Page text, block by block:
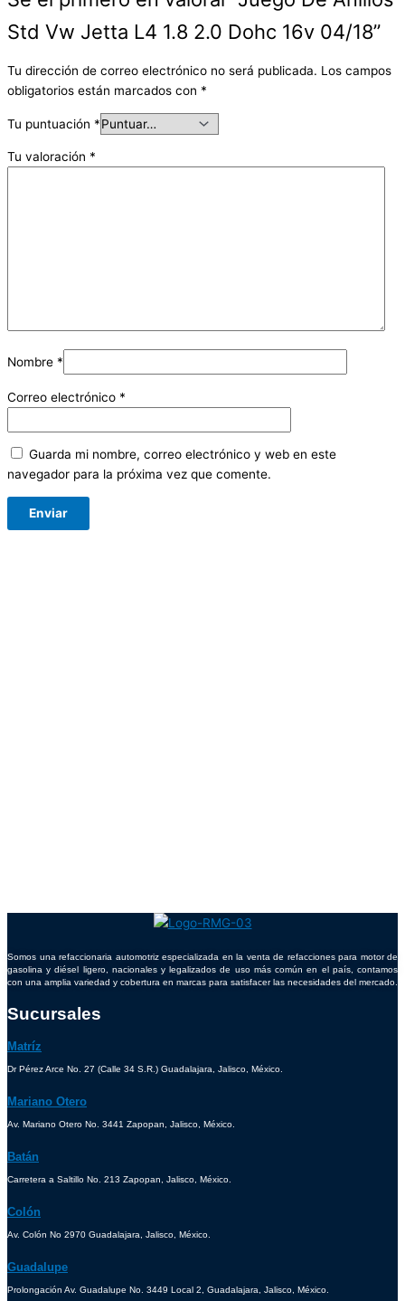
Std Vw Jetta L4 1.8 2.0 Dohc 16v 04/18”
Tu dirección de correo electrónico no será publicada. Los campos
obligatorios están marcados con *
Tu puntuación *
Tu valoración *
Nombre *
Correo electrónico *
Guarda mi nombre, correo electrónico y web en este
navegador para la próxima vez que comente.
Somos una refaccionaria automotriz especializada en la venta de refacciones para motor de
gasolina y diésel ligero, nacionales y legalizados de uso más común en el país, contamos
con una amplia variedad y cobertura en marcas para satisfacer las necesidades del mercado.
Sucursales
Matríz
Dr Pérez Arce No. 27 (Calle 34 S.R.) Guadalajara, Jalisco, México.
Mariano Otero
Av. Mariano Otero No. 3441 Zapopan, Jalisco, México.
Batán
Carretera a Saltillo No. 213 Zapopan, Jalisco, México.
Colón
Av. Colón No 2970 Guadalajara, Jalisco, México.
Guadalupe
Prolongación Av. Guadalupe No. 3449 Local 2, Guadalajara, Jalisco, México.